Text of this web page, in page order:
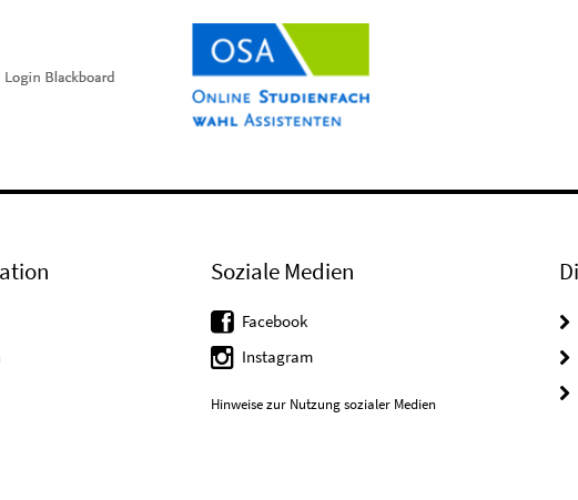
Soziale Medien
Facebook
Instagram
Hinweise zur Nutzung sozialer Medien